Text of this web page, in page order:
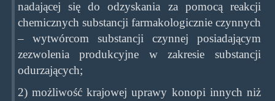
nadającej się do odzyskania za pomocą reakcji
chemicznych substancji farmakologicznie czynnych
– wytwórcom substancji czynnej posiadającym
zezwolenia produkcyjne w zakresie substancji
odurzających;
2) możliwość krajowej uprawy konopi innych niż